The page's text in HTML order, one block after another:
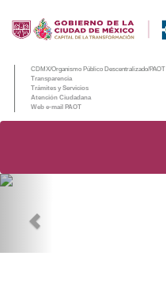
CDMX/Organismo Público Descentralizado/PAOT
Transparencia
Trámites y Servicios
Atención Ciudadana
Web e-mail PAOT